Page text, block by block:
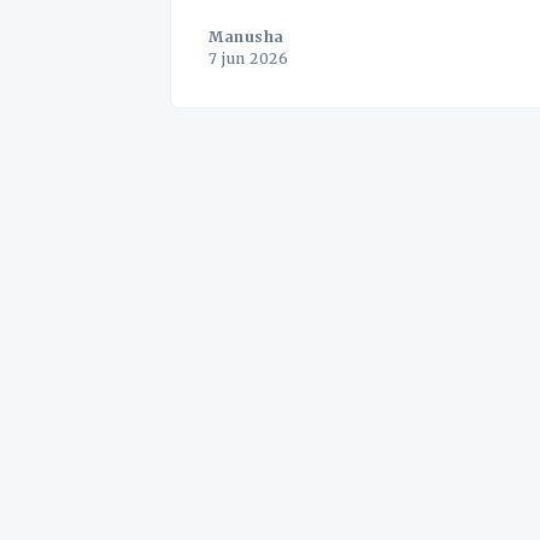
Manusha
7 jun 2026